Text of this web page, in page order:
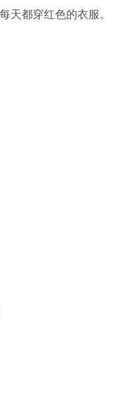
都穿红色的衣服。